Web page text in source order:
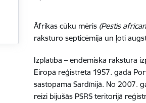
Āfrikas cūku mēris (Pestis
raksturo septicēmija un ļoti
Izplatība – endēmiska rakstura
Eiropā reģistrēta 1957. gadā
sastopama Sardīnijā. No 2007.
reizi bijušās PSRS teritorijā